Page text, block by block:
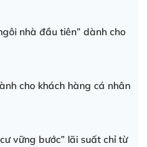
nhà đầu tiên” dành cho
cho khách hàng cá nhân
vững bước” lãi suất chỉ từ